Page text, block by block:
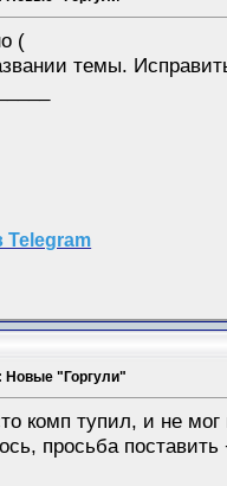
(
темы.
Telegram
Новые "Горгули"
комп тупил, и не мог
просьба